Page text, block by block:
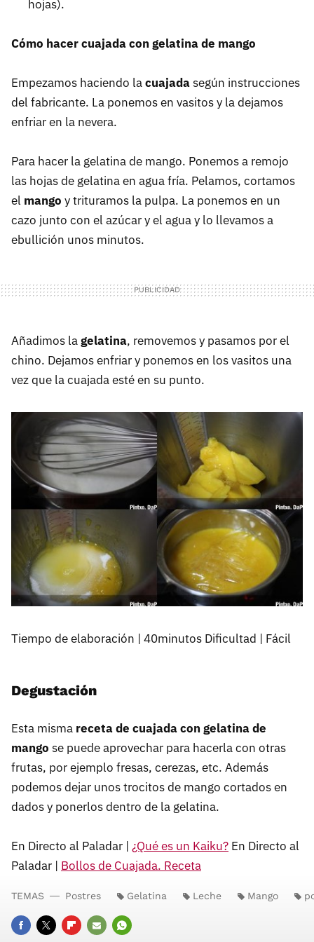
hojas).
Cómo hacer cuajada con gelatina de mango
Empezamos haciendo lacuajadasegún instrucciones
del fabricante. La ponemos en vasitos y la dejamos
enfriar en la nevera.
Para hacer la gelatina de mango. Ponemos a remojo
las hojas de gelatina en agua fría. Pelamos, cortamos
el mango y trituramos la pulpa. La ponemos en un
cazo junto con el azúcar y el agua y lo llevamos a
ebullición unos minutos.
Añadimos lagelatina, removemos y pasamos por el
chino. Dejamos enfriar y ponemos en los vasitos una
vez que la cuajada esté en su punto.
Tiempo de elaboración | 40minutos Dificultad | Fácil
Degustación
Esta misma receta de cuajada con gelatina de
mango se puede aprovechar para hacerla con otras
frutas, por ejemplo fresas, cerezas, etc. Además
podemos dejar unos trocitos de mango cortados en
dados y ponerlos dentro de la gelatina.
En Directo al Paladar | ¿Qué es un Kaiku? En Directo al
Paladar | Bollos de Cuajada. Receta
TEMAS Postres Gelatina Leche Mango